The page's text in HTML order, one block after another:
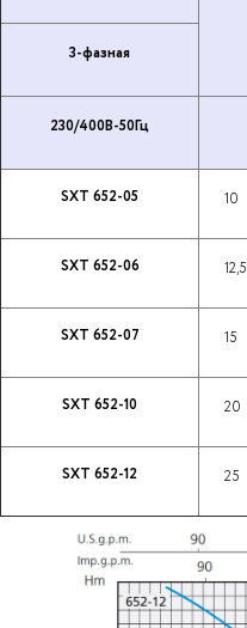
3-фазная
230/400В-50Гц
SXT 652-05 10
SXT 652-06 12,5
SXT 652-07 15
SXT 652-10 20
SXT 652-12 25